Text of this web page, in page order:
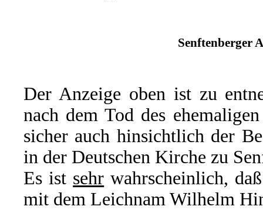
Senftenberger
Der Anzeige oben ist zu
nach dem Tod des
sicher auch hinsichtlich der
in der Deutschen Kirche zu
Es ist sehr wahrscheinlich,
mit dem Leichnam Wilhelm